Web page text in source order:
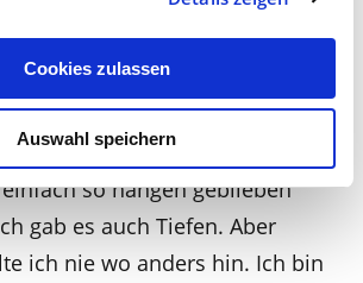
Cookies zulassen
Auswahl speichern
Schaffrath?
mit den Rollen, diese
jeden Tag, das macht Freude.
Ansonsten würde ich mal
so hängen geblieben
gab es auch Tiefen. Aber
ich nie wo anders hin. Ich bin